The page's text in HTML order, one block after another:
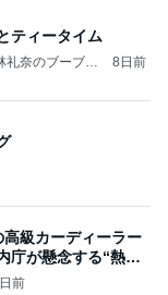
ティータイム
礼奈のブーブー
8日前
級カーディーラー
庁が懸念する“熱心
前